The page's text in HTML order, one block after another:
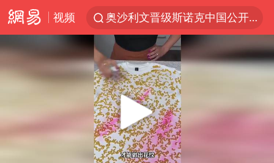
视频
奥沙利文晋级斯诺克中国公开赛16强
路虎卫士110 HSE限时降价
我国发现稀散金属独立新矿物——乌斯河锗矿
上海鼓励居家办公
部分银行上调存款利率
小沈阳加盟《披荆斩棘》